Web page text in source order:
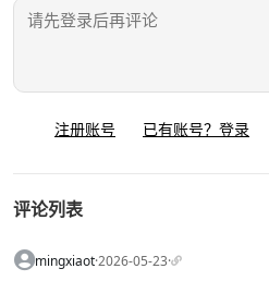
注册账号 已有账号？登录
评论列表
mingxiaot·2026-05-23·